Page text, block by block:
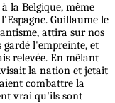
la Belgique, même
Guillaume le
attira sur nos
gardé l'empreinte, et
relevée. En mêlant
la nation et jetait
combattre la
vrai qu'ils sont